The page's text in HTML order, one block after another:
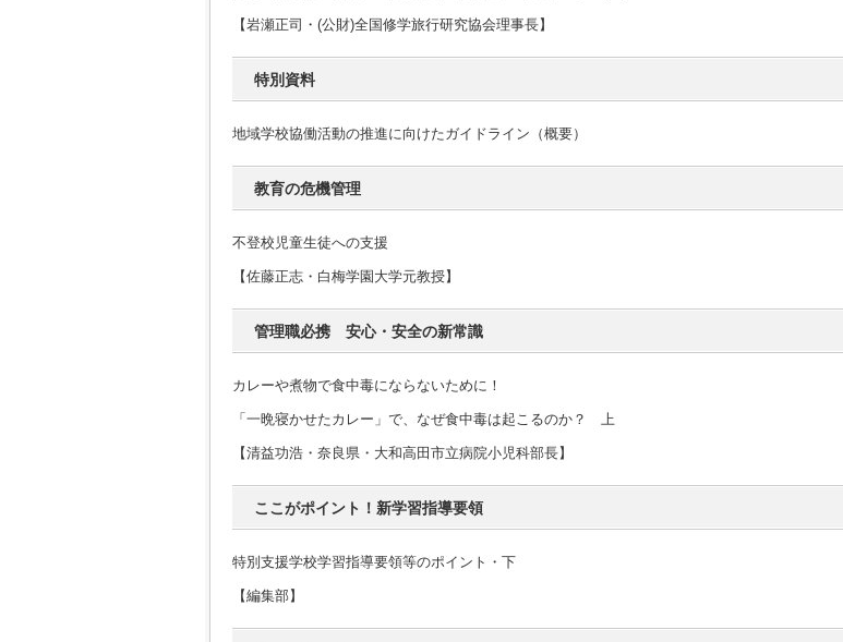
【岩瀬正司・(公財)全国修学旅行研究協会理事長】
特別資料
地域学校協働活動の推進に向けたガイドライン（概要）
教育の危機管理
不登校児童生徒への支援
【佐藤正志・白梅学園大学元教授】
管理職必携 安心・安全の新常識
カレーや煮物で食中毒にならないために！
「一晩寝かせたカレー」で、なぜ食中毒は起こるのか？ 上
【清益功浩・奈良県・大和高田市立病院小児科部長】
ここがポイント！新学習指導要領
特別支援学校学習指導要領等のポイント・下
【編集部】